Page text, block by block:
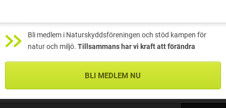
Bli medlem i Naturskyddsföreningen och stöd kampen för
natur och miljö. Tillsammans har vi kraft att förändra
BLI MEDLEM NU